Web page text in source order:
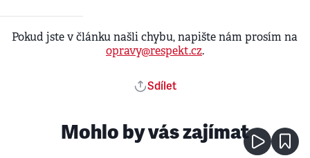
Pokud jste v článku našli chybu, napište nám prosím na
opravy@respekt.cz.
Sdílet
Mohlo by vás zajímat